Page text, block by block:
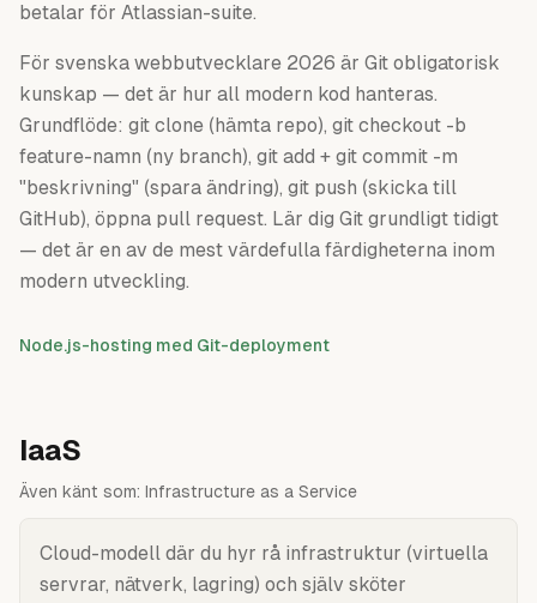
betalar för Atlassian-suite.
För svenska webbutvecklare 2026 är Git obligatorisk
kunskap — det är hur all modern kod hanteras.
Grundflöde: git clone (hämta repo), git checkout -b
feature-namn (ny branch), git add + git commit -m
"beskrivning" (spara ändring), git push (skicka till
GitHub), öppna pull request. Lär dig Git grundligt tidigt
— det är en av de mest värdefulla färdigheterna inom
modern utveckling.
Node.js-hosting med Git-deployment
IaaS
Även känt som: Infrastructure as a Service
Cloud-modell där du hyr rå infrastruktur (virtuella
servrar, nätverk, lagring) och själv sköter